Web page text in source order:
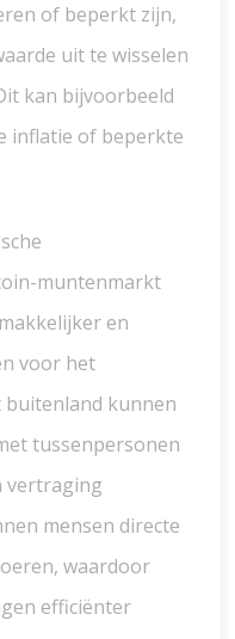
of beperkt zijn,
uit te wisselen
kan bijvoorbeeld
inflatie of beperkte
muntenmarkt
en
voor het
buitenland kunnen
tussenpersonen
vertraging
mensen directe
waardoor
efficiënter